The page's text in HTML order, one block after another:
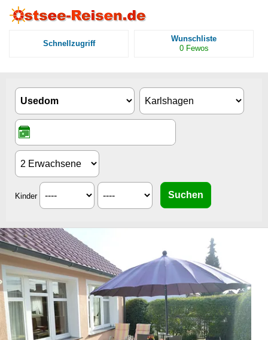
Schnellzugriff
Wunschliste
0 Fewos
Kinder